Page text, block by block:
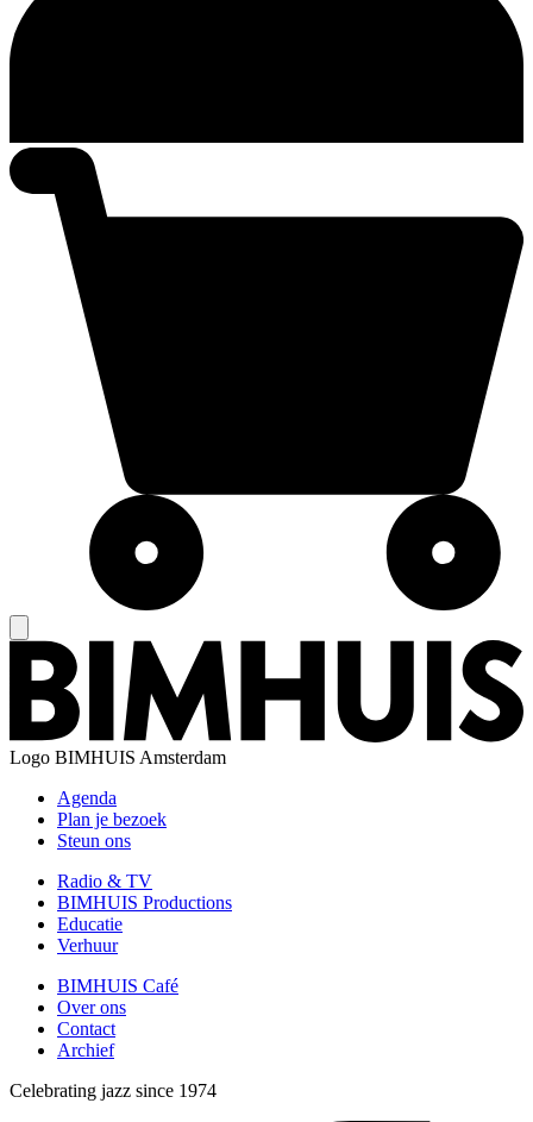
Logo BIMHUIS Amsterdam
Agenda
Plan je bezoek
Steun ons
Radio & TV
BIMHUIS Productions
Educatie
Verhuur
BIMHUIS Café
Over ons
Contact
Archief
Celebrating jazz since 1974